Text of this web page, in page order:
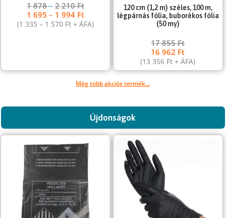
1 878–2 210Ft
1 695– 1 994 Ft
(1 335– 1 570 Ft + ÁFA)
120 cm (1,2 m) széles, 100 m,
légpárnás fólia, buborékos fólia
(50 my)
17 855Ft
16 962 Ft
(13 356 Ft + ÁFA)
Még több akciós termék...
Újdonságok